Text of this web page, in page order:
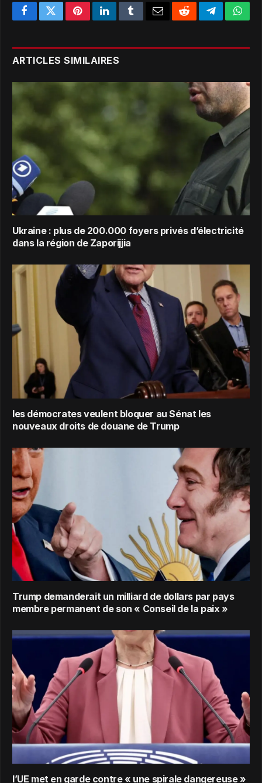
FacebookTwitterPinterestLinkedInTumblr EmailRedditTelegram
ARTICLES SIMILAIRES
Ukraine : plus de 200.000 foyers privés d’électricité
dans la région de Zaporijjia
les démocrates veulent bloquer au Sénat les
nouveaux droits de douane de Trump
Trump demanderait un milliard de dollars par pays
membre permanent de son « Conseil de la paix »
l’UE met en garde contre « une spirale dangereuse »